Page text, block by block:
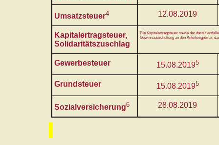
Umsatzsteuer4 12.08.2019
Kapitalertragsteuer,
Solidaritätszuschlag
Die Kapitalertragsteuer sowie der darauf
Gewinnausschüttung an den Anteilseigner an
Gewerbesteuer 15.08.20195
Grundsteuer 15.08.20195
Sozialversicherung6 28.08.2019